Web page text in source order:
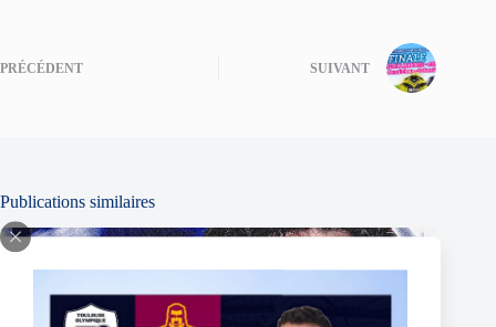
PRÉCÉDENT SUIVANT
Publications similaires